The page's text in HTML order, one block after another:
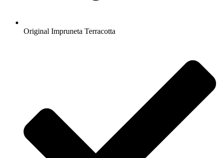
Original Impruneta Terracotta